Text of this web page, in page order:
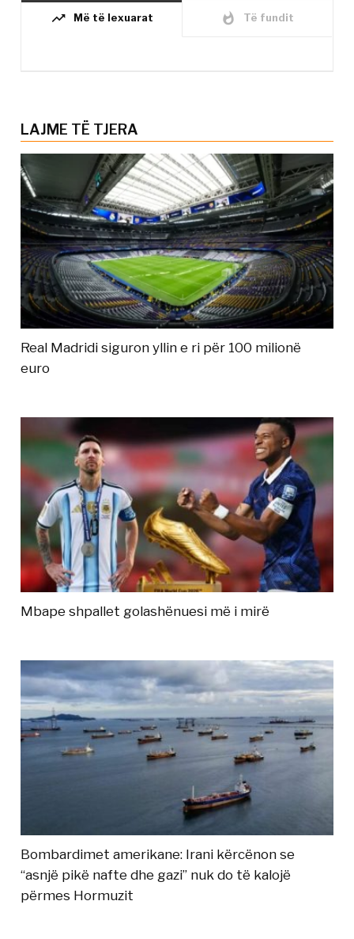
trending_up Më të lexuarat whatshot Të fundit
LAJME TË TJERA
Real Madridi siguron yllin e ri për 100 milionë
euro
Mbape shpallet golashënuesi më i mirë
Bombardimet amerikane: Irani kërcënon se
“asnjë pikë nafte dhe gazi” nuk do të kalojë
përmes Hormuzit